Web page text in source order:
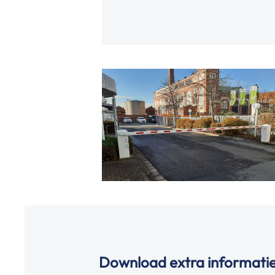
Download extra